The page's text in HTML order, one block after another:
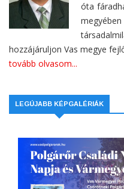
óta
hozzájáruljon Vas megye
tovább olvasom...
LEGÚJABB KÉPGALÉRIÁK